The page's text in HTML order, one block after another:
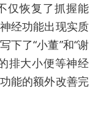
仅恢复了抓握能
经功能出现实质
下了“小董”和“谢
排大小便等神经
能的额外改善完